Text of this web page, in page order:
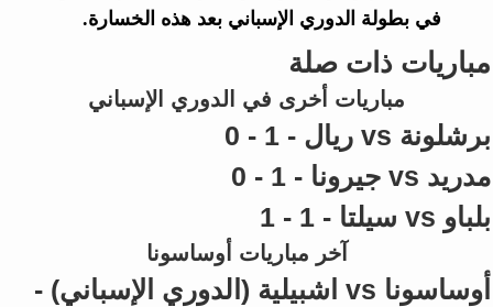
في بطولة الدوري الإسباني بعد هذه الخسارة.
مباريات ذات صلة
مباريات أخرى في الدوري الإسباني
برشلونة vs ريال - 1 - 0
مدريد vs جيرونا - 1 - 0
بلباو vs سيلتا - 1 - 1
آخر مباريات أوساسونا
أوساسونا vs اشبيلية (الدوري الإسباني) -